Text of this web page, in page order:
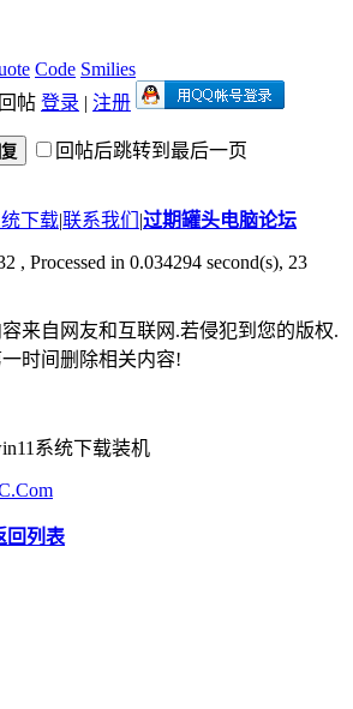
Code Smilies
帖 登录 | 注册
回帖后跳转到最后一页
下载|联系我们 |过期罐头电脑论坛
, Processed in 0.034294 second(s), 23
来自网友和互联网.若侵犯到您的版权.
时间删除相关内容!
系统下载装机
回列表